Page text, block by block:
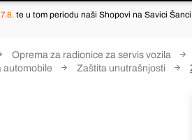
te u tom periodu naši Shopovi na Savici
Oprema za radionice za servis vozila
automobile
Zaštita unutrašnjosti